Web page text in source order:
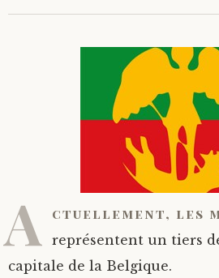
A ctuellement, les
représentent un tiers
capitale de la Belgique.